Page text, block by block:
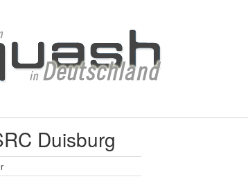
Duisburg